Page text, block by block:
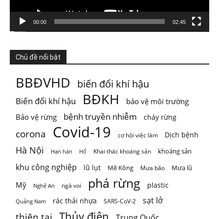
Xem trên Facebook · Chia sẻ
ThienNhien.Net
4 ngày trước
KHI HỆ SINH THÁI VƯỢT NGƯỠNG
Thiên nhiên thường tạo cho con người cảm giác rằng mọi
thứ vẫn đang t ...Xem thêm
Photo
Xem trên Facebook · Chia sẻ
00:00 02:45
Chủ đề nổi bật
BBĐVHD biến đổi khí hậu
Biến đổi khí hậu BĐKH bảo vệ môi trường
Bảo vệ rừng bệnh truyền nhiễm cháy rừng
corona Covid-19 cơ hội việc làm Dịch bệnh
Hà Nội Hạn hán Hổ Khai thác khoáng sản khoáng sản
khu công nghiệp lũ lụt Mê Kông Mưa bão Mưa lũ
Mỹ Nghệ An ngà voi phá rừng plastic
Quảng Nam rác thải nhựa SARS-CoV-2 sạt lở